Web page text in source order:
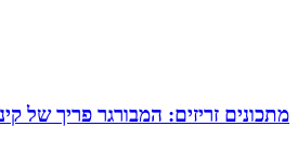
מתכונים זריזים: המבורגר פריך של